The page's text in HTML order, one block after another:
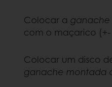
Colocar a
com o maçarico (+-
Colocar um disco
ganache montada